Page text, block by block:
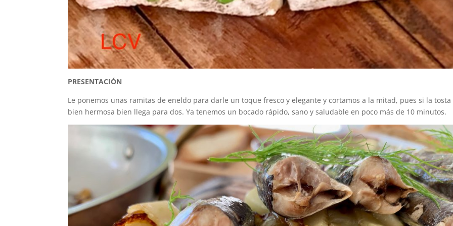
PRESENTACIÓN
Le ponemos unas ramitas de eneldo para darle un toque fresco y elegante y cortamos a la mitad, pues si la tosta
bien hermosa bien llega para dos. Ya tenemos un bocado rápido, sano y saludable en poco más de 10 minutos.